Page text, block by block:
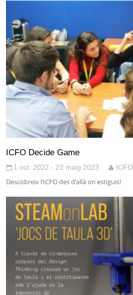
ICFO Decide Game
1 oct. 2022 - 23 maig 2023 ICFO
Descobreix l’ICFO des d’allà on estiguis!